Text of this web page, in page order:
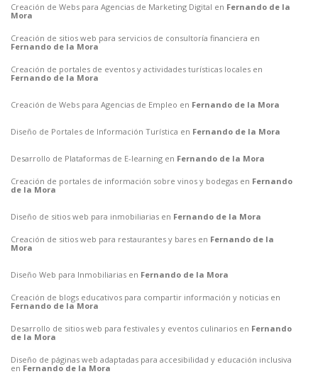
Creación de Webs para Agencias de Marketing Digital en Fernando de la
Mora
Creación de sitios web para servicios de consultoría financiera en
Fernando de la Mora
Creación de portales de eventos y actividades turísticas locales en
Fernando de la Mora
Creación de Webs para Agencias de Empleo en Fernando de la Mora
Diseño de Portales de Información Turística en Fernando de la Mora
Desarrollo de Plataformas de E-learning en Fernando de la Mora
Creación de portales de información sobre vinos y bodegas en Fernando
de la Mora
Diseño de sitios web para inmobiliarias en Fernando de la Mora
Creación de sitios web para restaurantes y bares en Fernando de la
Mora
Diseño Web para Inmobiliarias en Fernando de la Mora
Creación de blogs educativos para compartir información y noticias en
Fernando de la Mora
Desarrollo de sitios web para festivales y eventos culinarios en Fernando
de la Mora
Diseño de páginas web adaptadas para accesibilidad y educación inclusiva
en Fernando de la Mora